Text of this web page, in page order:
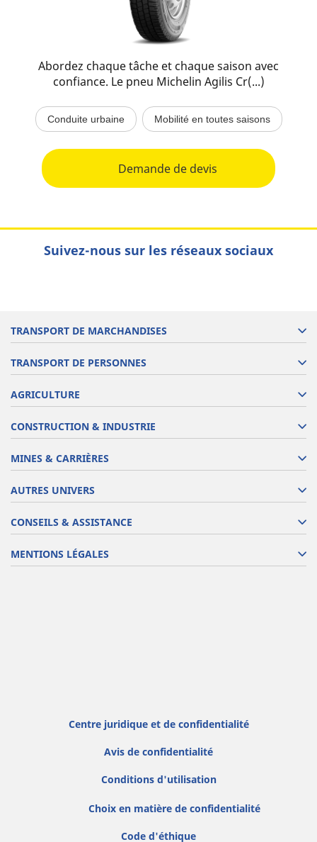
Abordez chaque tâche et chaque saison avec
confiance. Le pneu Michelin Agilis Cr(...)
Conduite urbaine Mobilité en toutes saisons
Demande de devis
Suivez-nous sur les réseaux sociaux
TRANSPORT DE MARCHANDISES
TRANSPORT DE PERSONNES
AGRICULTURE
CONSTRUCTION & INDUSTRIE
MINES & CARRIÈRES
AUTRES UNIVERS
CONSEILS & ASSISTANCE
MENTIONS LÉGALES
Centre juridique et de confidentialité
Avis de confidentialité
Conditions d'utilisation
Choix en matière de confidentialité
Code d'éthique